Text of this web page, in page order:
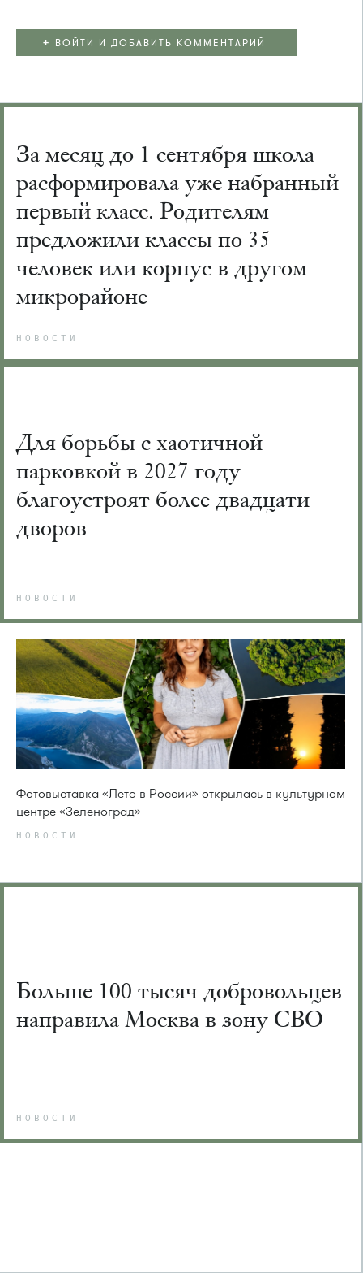
+ ВОЙТИ И ДОБАВИТЬ КОММЕНТАРИЙ
За месяц до 1 сентября школа
расформировала уже набранный
первый класс. Родителям
предложили классы по 35
человек или корпус в другом
микрорайоне
НОВОСТИ
Для борьбы с хаотичной
парковкой в 2027 году
благоустроят более двадцати
дворов
НОВОСТИ
Фотовыставка «Лето в России» открылась в культурном
центре «Зеленоград»
НОВОСТИ
Больше 100 тысяч добровольцев
направила Москва в зону СВО
НОВОСТИ